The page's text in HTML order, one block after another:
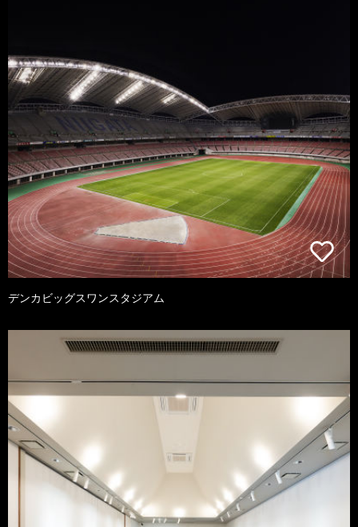
デンカビッグスワンスタジアム